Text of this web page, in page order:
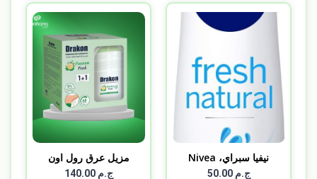
نيفيا سبراي، Nivea
Spra...
ج.م 50.00
مزيل عرق رول اون
باشن ب...
ج.م 140.00